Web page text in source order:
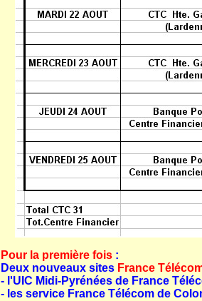
Pour la première fois :
Deux nouveaux sites France
- l'UIC Midi-Pyrénées de France
- les service France Télécom de